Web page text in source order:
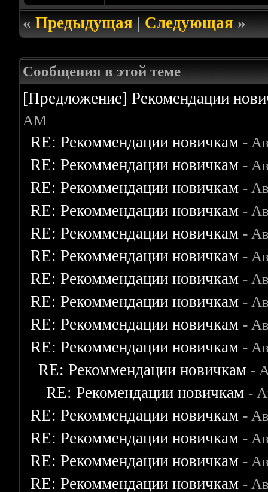
«Предыдущая|Следующая»
Сообщения в этой теме
[Предложение] Рекомендации
AM
RE: Рекоммендации новичкам -
RE: Рекоммендации новичкам -
RE: Рекоммендации новичкам -
RE: Рекоммендации новичкам -
RE: Рекоммендации новичкам -
RE: Рекоммендации новичкам -
RE: Рекоммендации новичкам -
RE: Рекоммендации новичкам -
RE: Рекоммендации новичкам -
RE: Рекоммендации новичкам -
RE: Рекоммендации новичкам -
RE: Рекомендации новичкам -
RE: Рекоммендации новичкам -
RE: Рекоммендации новичкам -
RE: Рекоммендации новичкам -
RE: Рекоммендации новичкам -